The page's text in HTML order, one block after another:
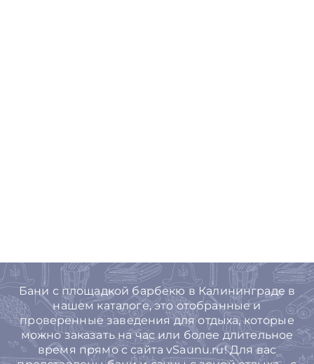
Бани с площадкой барбекю в Калининграде в
нашем каталоге, это отобранные и
проверенные заведения для отдыха, которые
можно заказать на час или более длительное
время прямо с сайта vSaunu.ru! Для вас